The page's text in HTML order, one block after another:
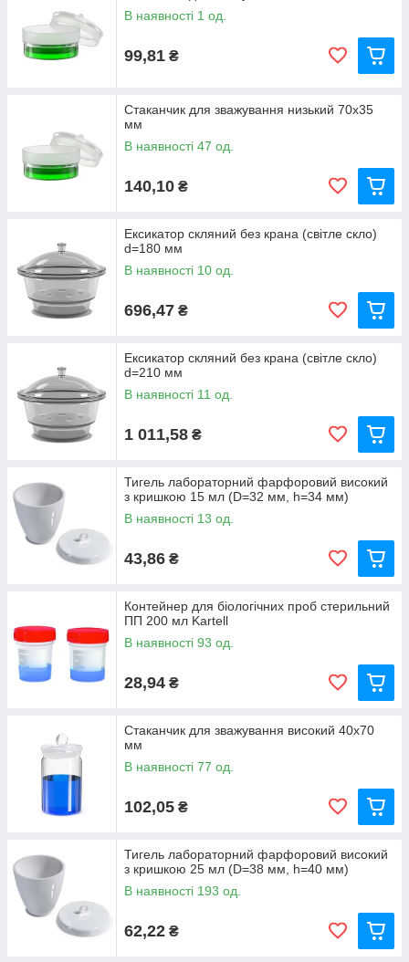
В наявності 1 од.
99,81 ₴
Стаканчик для зважування низький 70х35
мм
В наявності 47 од.
140,10 ₴
Ексикатор скляний без крана (світле скло)
d=180 мм
В наявності 10 од.
696,47 ₴
Ексикатор скляний без крана (світле скло)
d=210 мм
В наявності 11 од.
1 011,58 ₴
Тигель лабораторний фарфоровий високий
з кришкою 15 мл (D=32 мм, h=34 мм)
В наявності 13 од.
43,86 ₴
Контейнер для біологічних проб стерильний
ПП 200 мл Kartell
В наявності 93 од.
28,94 ₴
Стаканчик для зважування високий 40х70
мм
В наявності 77 од.
102,05 ₴
Тигель лабораторний фарфоровий високий
з кришкою 25 мл (D=38 мм, h=40 мм)
В наявності 193 од.
62,22 ₴